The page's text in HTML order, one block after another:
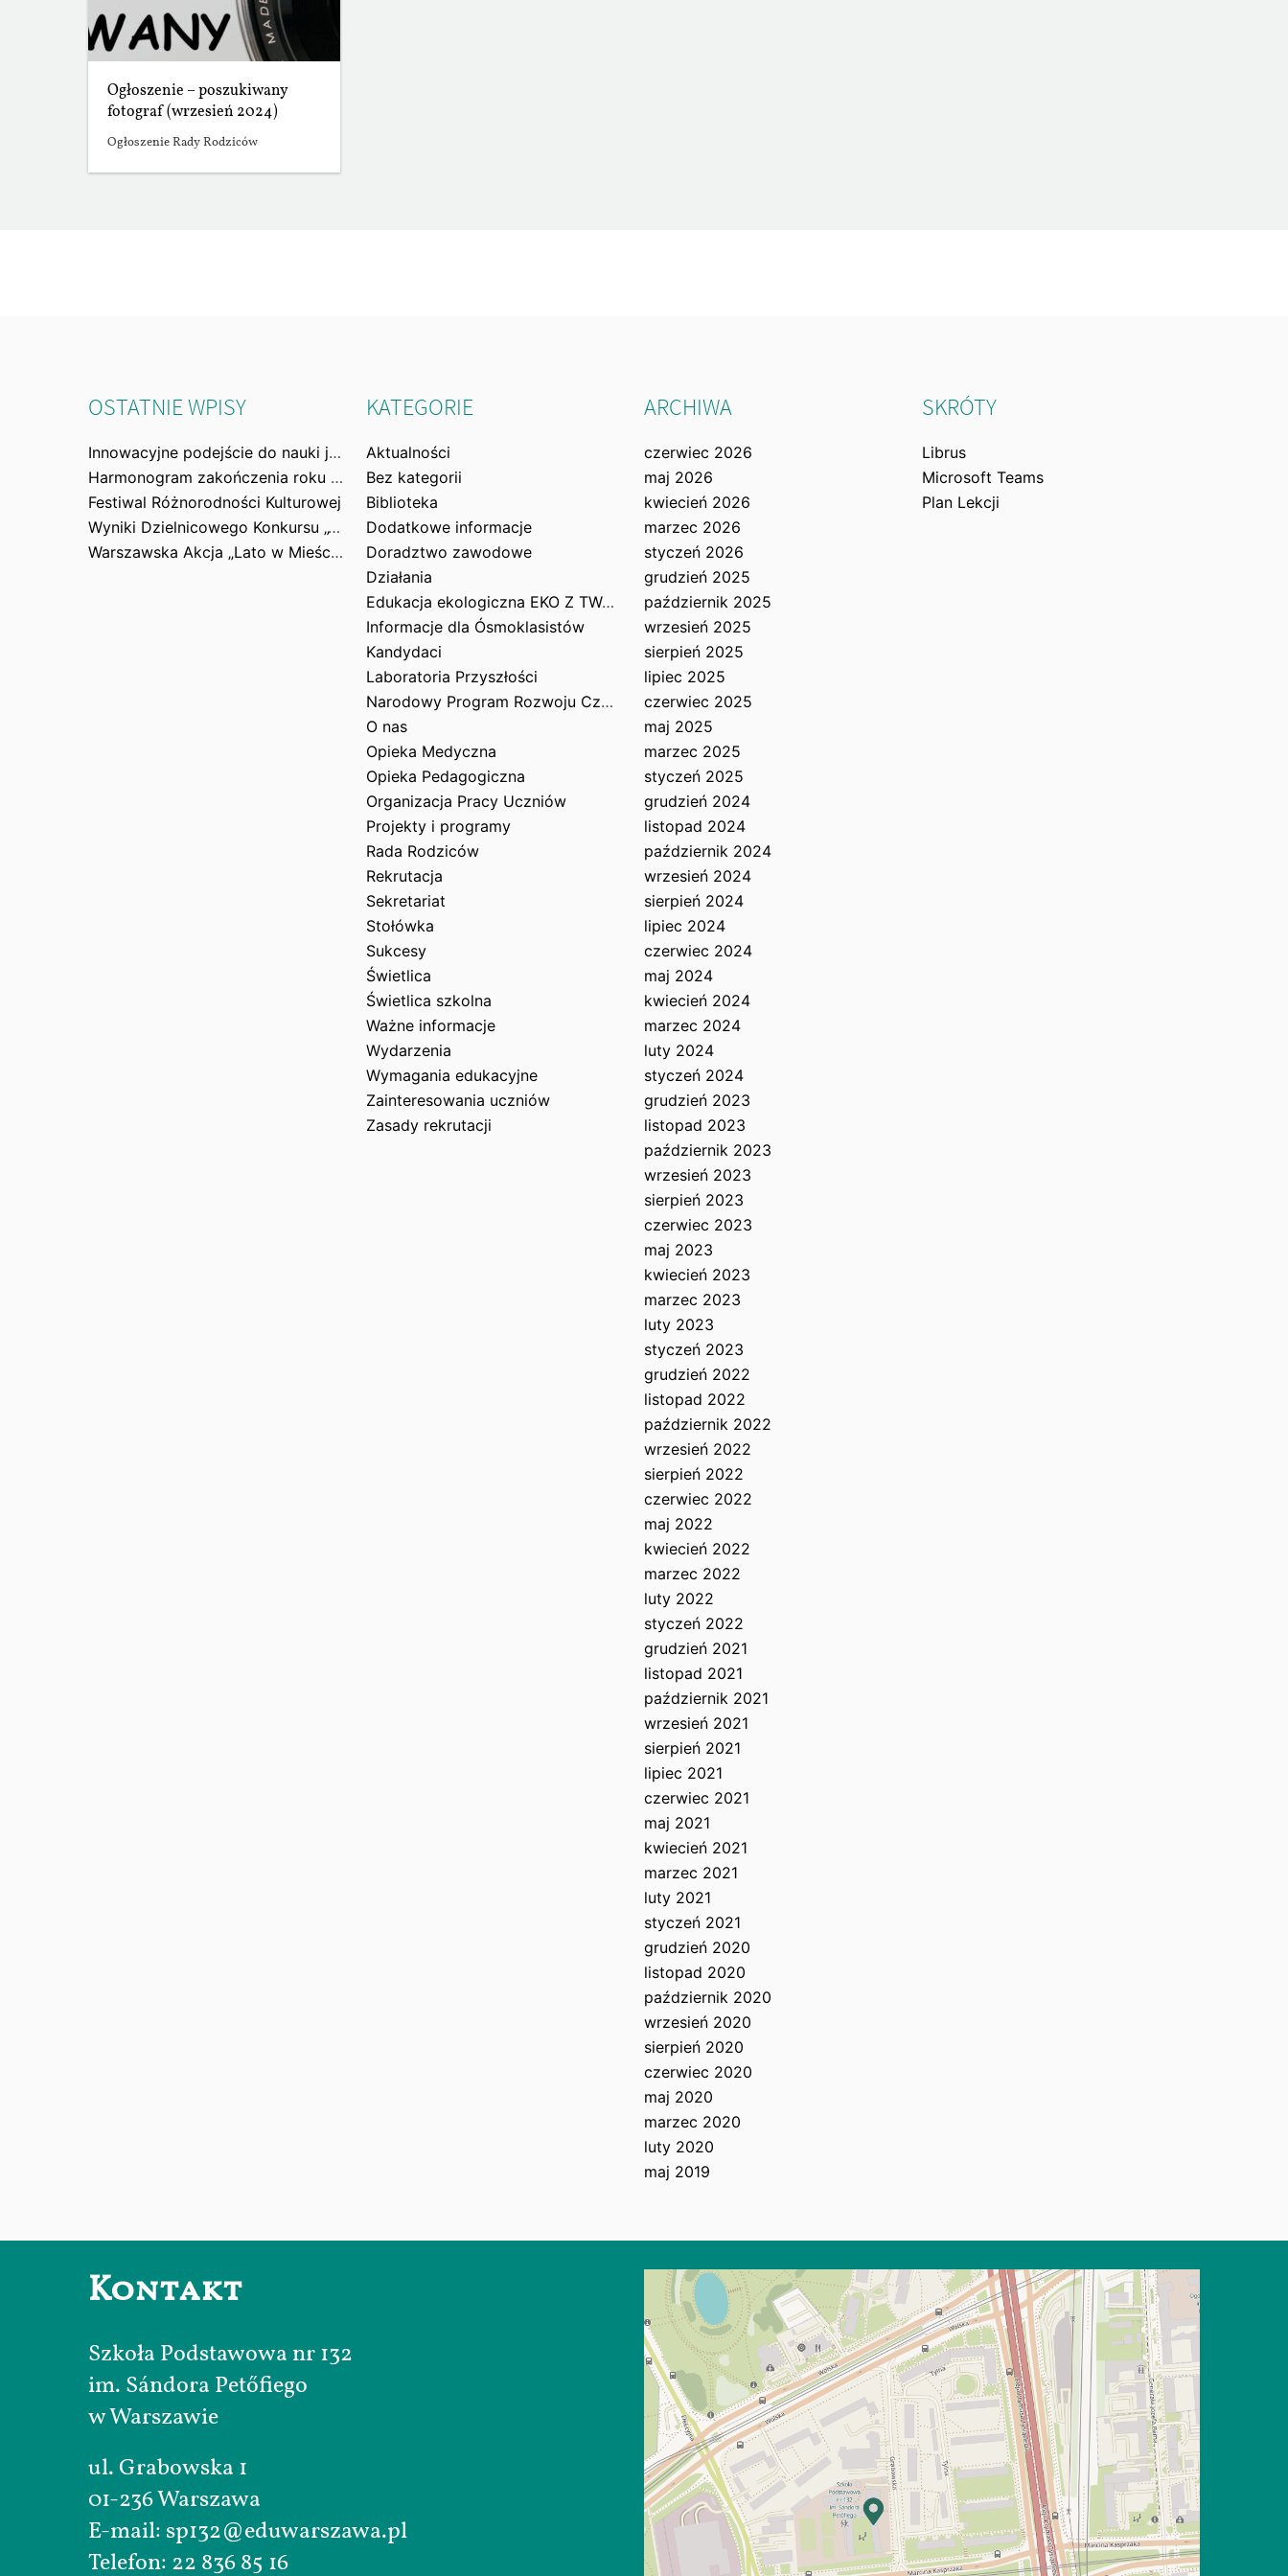
Ogłoszenie – poszukiwany
fotograf (wrzesień 2024)
Ogłoszenie Rady Rodziców
OSTATNIE WPISY
Innowacyjne podejście do nauki języka angielskiego poprzez gry
Harmonogram zakończenia roku szkolnego 2025/2026
Festiwal Różnorodności Kulturowej
Wyniki Dzielnicowego Konkursu „Tropiciele Tajemnic Woli”
Warszawska Akcja „Lato w Mieście”
KATEGORIE
Aktualności
Bez kategorii
Biblioteka
Dodatkowe informacje
Doradztwo zawodowe
Działania
Edukacja ekologiczna EKO Z TWOJĄ WOLĄ
Informacje dla Ósmoklasistów
Kandydaci
Laboratoria Przyszłości
Narodowy Program Rozwoju Czytelnictwa
O nas
Opieka Medyczna
Opieka Pedagogiczna
Organizacja Pracy Uczniów
Projekty i programy
Rada Rodziców
Rekrutacja
Sekretariat
Stołówka
Sukcesy
Świetlica
Świetlica szkolna
Ważne informacje
Wydarzenia
Wymagania edukacyjne
Zainteresowania uczniów
Zasady rekrutacji
ARCHIWA
czerwiec 2026
maj 2026
kwiecień 2026
marzec 2026
styczeń 2026
grudzień 2025
październik 2025
wrzesień 2025
sierpień 2025
lipiec 2025
czerwiec 2025
maj 2025
marzec 2025
styczeń 2025
grudzień 2024
listopad 2024
październik 2024
wrzesień 2024
sierpień 2024
lipiec 2024
czerwiec 2024
maj 2024
kwiecień 2024
marzec 2024
luty 2024
styczeń 2024
grudzień 2023
listopad 2023
październik 2023
wrzesień 2023
sierpień 2023
czerwiec 2023
maj 2023
kwiecień 2023
marzec 2023
luty 2023
styczeń 2023
grudzień 2022
listopad 2022
październik 2022
wrzesień 2022
sierpień 2022
czerwiec 2022
maj 2022
kwiecień 2022
marzec 2022
luty 2022
styczeń 2022
grudzień 2021
listopad 2021
październik 2021
wrzesień 2021
sierpień 2021
lipiec 2021
czerwiec 2021
maj 2021
kwiecień 2021
marzec 2021
luty 2021
styczeń 2021
grudzień 2020
listopad 2020
październik 2020
wrzesień 2020
sierpień 2020
czerwiec 2020
maj 2020
marzec 2020
luty 2020
maj 2019
SKRÓTY
Librus
Microsoft Teams
Plan Lekcji
Kontakt
Szkoła Podstawowa nr 132
im. Sándora Petőfiego
w Warszawie
ul. Grabowska 1
01-236 Warszawa
E-mail: sp132@eduwarszawa.pl
Telefon: 22 836 85 16